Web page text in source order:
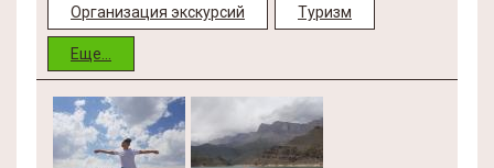
Организация экскурсий Туризм
Еще...